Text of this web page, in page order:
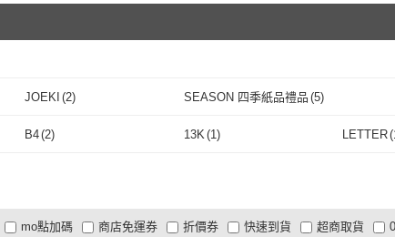
JOEKI (2) SEASON 四季紙品禮品 (5)
SEASON 四季紙品禮品(5)
B4(2) 13K (1) LETTER(
折價券
mo點加碼 快速到貨 超商取貨
商店免運券